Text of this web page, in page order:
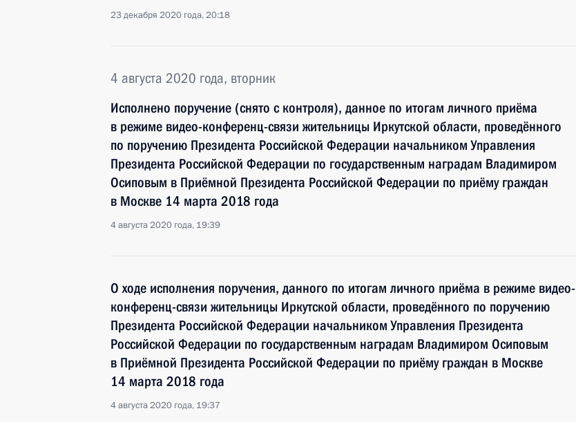
23 декабря 2020 года, 20:18
4 августа 2020 года, вторник
Исполнено поручение (снято с контроля), данное по итогам личного приёма
в режиме видео-конференц-связи жительницы Иркутской области, проведённого
по поручению Президента Российской Федерации начальником Управления
Президента Российской Федерации по государственным наградам Владимиром
Осиповым в Приёмной Президента Российской Федерации по приёму граждан
в Москве 14 марта 2018 года
4 августа 2020 года, 19:39
О ходе исполнения поручения, данного по итогам личного приёма в режиме видео-
конференц-связи жительницы Иркутской области, проведённого по поручению
Президента Российской Федерации начальником Управления Президента
Российской Федерации по государственным наградам Владимиром Осиповым
в Приёмной Президента Российской Федерации по приёму граждан в Москве
14 марта 2018 года
4 августа 2020 года, 19:37